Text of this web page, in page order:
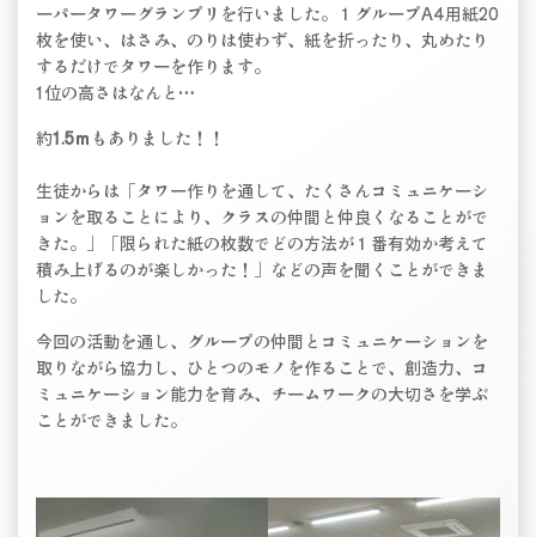
ーパータワーグランプリを行いました。１グループA4用紙20
枚を使い、はさみ、のりは使わず、紙を折ったり、丸めたり
するだけでタワーを作ります。
1位の高さはなんと…
約1.5ｍ もありました！！
生徒からは「タワー作りを通して、たくさんコミュニケーシ
ョンを取ることにより、クラスの仲間と仲良くなることがで
きた。」「限られた紙の枚数でどの方法が１番有効か考えて
積み上げるのが楽しかった！」などの声を聞くことができま
した。
今回の活動を通し、グループの仲間とコミュニケーションを
取りながら協力し、ひとつのモノを作ることで、創造力、コ
ミュニケーション能力を育み、チームワークの大切さを学ぶ
ことができました。